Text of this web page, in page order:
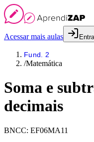
Acessar mais aulas
Fund. 2
/Matemática
Soma e
decimais
BNCC: EF06MA11